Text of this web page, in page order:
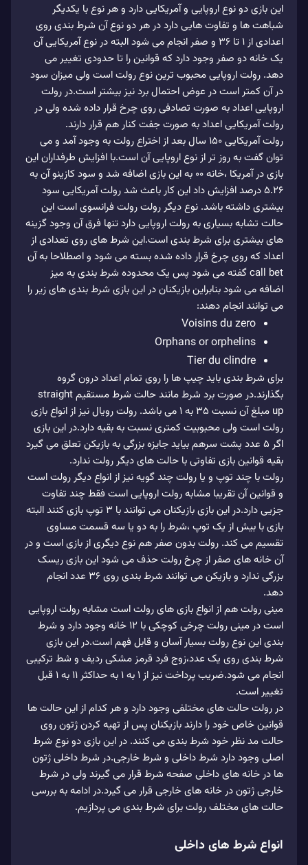
این بازی دو نوع اروپایی و آمریکایی دارد و هر نوع با یکدیگر
شباهت ها و تفاوت هایی دارد در هر دو نوع آن شرط بندی روی
اعدادی از 1 تا 36 و صفر انجام می شود البته در نوع آمریکایی آن
یک خانه دو صفر وجود دارد که قوانین را تا حدودی تغییر می
دهد. رولت اروپایی محبوب ترین نوع رولت است ولی میزان سود
در آن کمتر است در عوض احتمال برد نیز بیشتر است.در رولت
اروپایی اعداد به صورت تصادفی روی چرخ قرار داده شده ولی در
رولت آمریکایی اعداد به صورت جفت کنار هم قرار دارند.
رولت آمریکایی 150 سال بعد از اختراع رولت به وجود آمد و می
توان گفت به روز تر از نوع اروپایی آن است.با افزایش طرفداران این
بازی در آمریکا ،خانه 00 به این بازی اضافه شد و سود کازینو آن به
5.26 درصد افزایش داد این کار باعث شد رولت آمریکایی سود
بیشتری داشته باشد. نوع دیگر رولت رولت فرانسوی است این
حالت تشابه بسیاری به رولت اروپایی دارد تنها فرق آن وجود گزینه
های بیشتری برای شرط بندی است.این شرط های روی تعدادی از
اعداد که روی چرخ قرار داده شده بسته می شود و اصطلاحا به آن
call bet گفته می شود پس یک محدوده شرط بندی به میز
اضافه می شود بنابراین بازیکنان در این بازی شرط بندی های زیر را
می توانند انجام دهند:
Voisins du zero
Orphans or orphelins
Tier du clindre
برای شرط بندی باید چیپ ها را روی تمام اعداد درون گروه
بگذارند.در صورت برد شرط مانند حالت شرط مستقیم straight
up مبلغ آن نسبت 35 به 1 می باشد. رولت رویال نیز از انواع بازی
رولت است ولی محبوبیت کمتری نسبت به بقیه دارد.در این بازی
اگر 5 عدد پشت سرهم بیاید جایزه بزرگی به بازیکن تعلق می گیرد
بقیه قوانین بازی تفاوتی با حالت های دیگر رولت ندارد.
رولت با چند توپ و یا رولت چند گویه نیز از انواع دیگر رولت است
و قوانین آن تقریبا مشابه رولت اروپایی است فقط چند تفاوت
جزیی دارد.در این بازی بازیکنان می توانند با 3 توپ بازی کنند البته
بازی با بیش از یک توپ ،شرط را به دو یا سه قسمت مساوی
تقسیم می کند. رولت بدون صفر هم نوع دیگری از بازی است و در
آن خانه های صفر از چرخ رولت حذف می شود این بازی ریسک
بزرگی ندارد و بازیکن می توانند شرط بندی روی 36 عدد انجام
دهد.
مینی رولت هم از انواع بازی های رولت است مشابه رولت اروپایی
است در مینی رولت چرخی کوچکی با 12 خانه وجود دارد و شرط
بندی این نوع رولت بسیار آسان و قابل فهم است.در این بازی
شرط بندی روی یک عدد،زوج فرد قرمز مشکی ردیف و شط ترکیبی
انجام می شود.ضریب پرداخت نیز از 1 به 1 به حداکثر 11 به 1 قبل
تغییر است.
در رولت حالت های مختلفی وجود دارد و هر کدام از این حالت ها
قوانین خاص خود را دارند بازیکنان پس از تهیه کردن ژتون روی
حالت مد نظر خود شرط بندی می کنند. در این بازی دو نوع شرط
اصلی وجود دارد شرط داخلی و شرط خارجی.در شرط داخلی ژتون
ها در خانه های داخلی صفحه شرط قرار می گیرند ولی در شرط
خارجی ژتون در خانه های خارجی قرار می گیرد.در ادامه به بررسی
حالت های مختلف رولت برای شرط بندی می پردازیم.
انواع شرط های داخلی